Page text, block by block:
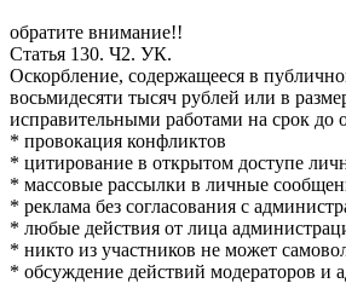
обратите внимание!!
Статья 130. Ч2. УК.
Оскорбление, содержащееся в
восьмидесяти тысяч рублей или в
исправительными работами на срок до
* провокация конфликтов
* цитирование в открытом доступе
* массовые рассылки в личные
* реклама без согласования с
* любые действия от лица
* никто из участников не может
* обсуждение действий модераторов и